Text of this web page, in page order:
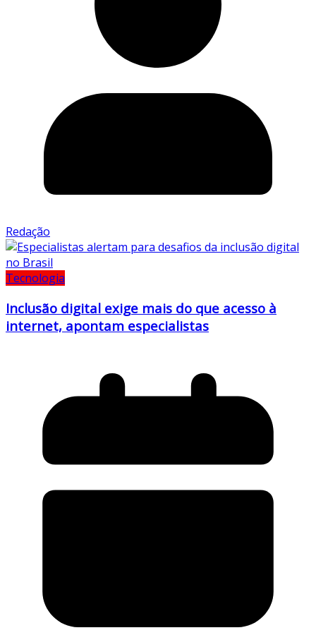
Redação
Tecnologia
Inclusão digital exige mais do que acesso à
internet, apontam especialistas